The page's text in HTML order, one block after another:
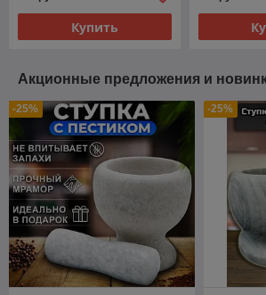
Купить
Акционные предложения и
-25% -25%